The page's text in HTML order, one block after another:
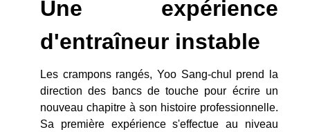
Une expérience
d'entraîneur instable
Les crampons rangés, Yoo Sang-chul prend la
direction des bancs de touche pour écrire un
nouveau chapitre à son histoire professionnelle.
Sa première expérience s'effectue au niveau